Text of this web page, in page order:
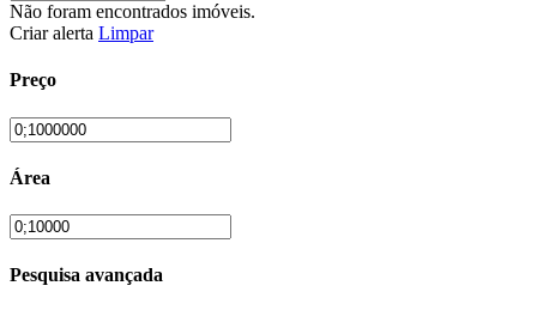
Não foram encontrados imóveis.
Criar alerta Limpar
Preço
Área
Pesquisa avançada